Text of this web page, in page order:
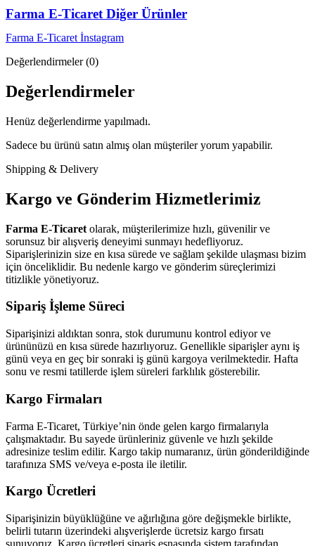
Farma E-Ticaret Diğer Ürünler
Farma E-Ticaret İnstagram
Değerlendirmeler (0)
Değerlendirmeler
Henüz değerlendirme yapılmadı.
Sadece bu ürünü satın almış olan müşteriler yorum yapabilir.
Shipping & Delivery
Kargo ve Gönderim Hizmetlerimiz
Farma E-Ticaret olarak, müşterilerimize hızlı, güvenilir ve
sorunsuz bir alışveriş deneyimi sunmayı hedefliyoruz.
Siparişlerinizin size en kısa sürede ve sağlam şekilde ulaşması bizim
için önceliklidir. Bu nedenle kargo ve gönderim süreçlerimizi
titizlikle yönetiyoruz.
Sipariş İşleme Süreci
Siparişinizi aldıktan sonra, stok durumunu kontrol ediyor ve
ürününüzü en kısa sürede hazırlıyoruz. Genellikle siparişler aynı iş
günü veya en geç bir sonraki iş günü kargoya verilmektedir. Hafta
sonu ve resmi tatillerde işlem süreleri farklılık gösterebilir.
Kargo Firmaları
Farma E-Ticaret, Türkiye’nin önde gelen kargo firmalarıyla
çalışmaktadır. Bu sayede ürünleriniz güvenle ve hızlı şekilde
adresinize teslim edilir. Kargo takip numaranız, ürün gönderildiğinde
tarafınıza SMS ve/veya e-posta ile iletilir.
Kargo Ücretleri
Siparişinizin büyüklüğüne ve ağırlığına göre değişmekle birlikte,
belirli tutarın üzerindeki alışverişlerde ücretsiz kargo fırsatı
sunuyoruz. Kargo ücretleri sipariş esnasında sistem tarafından